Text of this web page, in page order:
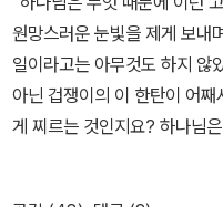
인이란다. 이걸 성화판聖畵
림을 밟음’이라 했단다. 기독
사형에 처한다고 위협하는데,
종교가 없어서 그런지 밟아야
란한 표정으로 날 쳐다본다면,
거 같다. 내 자식이 죽는다는
배교하겠다고 한 상황에서 탄
는 것은 저런 송사리들이 아니
밀히 가톨릭을 믿는 백성들이
위해서 신부들이 우선 배교를
을 잘라내려는 교활한 술책
만들어 놓고, 순교자의 길을
쫓아다니며 괴롭힌다. 관아에
기 전부터 각오한 대로 일본
념이 흔들리기 시작한다. 어
저는 제 자신 속에서 해답을
아무한테나 응석부리고 싶은
면 안되었으니까요. 제 경우
통과 더불어 살 수 있게는 되
>, p8/184 “쿼바디스 도미
가십니까?” 라며 어디로 가
부재(不在)로 다가왔고, 자신
원망스러운 눈빛을 제게 보내
일이라고는 아무것도 하지 않
아닌 겁쟁이의 이 한탄이 어
게 찌르는 것인지요? 하나님
지로가 말하고 싶었던 것은